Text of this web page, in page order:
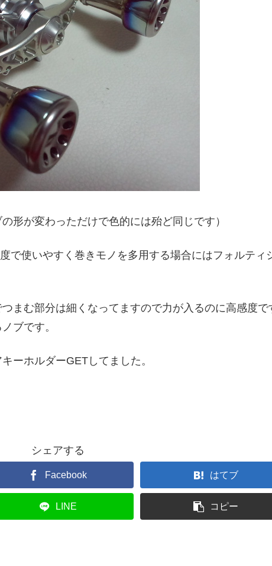
形が変わっただけで色的には殆ど同じです）
で使いやすく巻きモノを多用する場合にはフォルティ
まむ部分は細くなってますので力が入るのに高感度で
ブです。
ーホルダーGETしてました。
シェアする
Facebook はてブ
LINE コピー